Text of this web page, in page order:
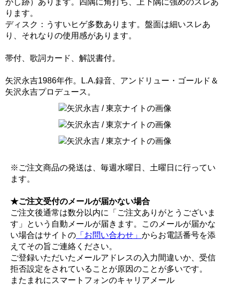
ります。
ディスク：うすいヒゲ多数あります。盤面は細いスレあ
り、それなりの使用感があります。
帯付、歌詞カード、解説書付。
矢沢永吉1986年作。L.A.録音、アンドリュー・ゴールド＆
矢沢永吉プロデュース。
※ご注文商品の発送は、毎週水曜日、土曜日に行ってい
ます。
★ご注文受付のメールが届かない場合
ご注文後通常は数分以内に「ご注文ありがとうございま
す」という自動メールが届きます。このメールが届かな
い場合はサイトの 「お問い合わせ」 からお電話番号を添
えてその旨ご連絡ください。
ご登録いただいたメールアドレスの入力間違いか、受信
拒否設定をされていることが原因のことが多いです。
またまれにスマートフォンのキャリアメール